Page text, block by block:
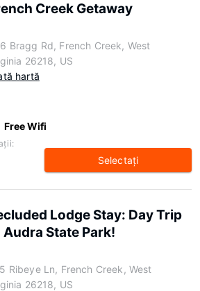
Creek Getaway
Bragg Rd, French Creek, West
26218, US
hartă
Free Wifi
Selectaţi
Lodge Stay: Day Trip
Audra State Park!
Ribeye Ln, French Creek, West
26218, US